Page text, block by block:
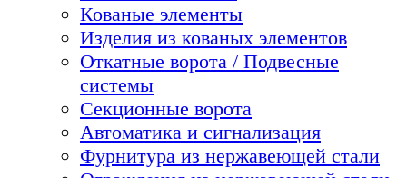
Кованые элементы
Изделия из кованых элементов
Откатные ворота / Подвесные
системы
Секционные ворота
Автоматика и сигнализация
Фурнитура из нержавеющей стали